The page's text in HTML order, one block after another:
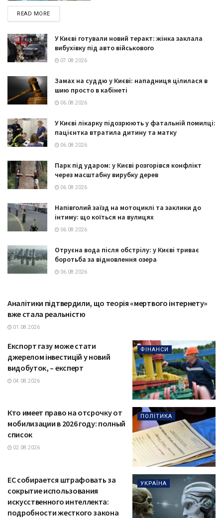
READ MOREDETAILS
У Києві готували новий теракт: жінка заклала
вибухівку під авто військового
07.08.2026
Замах на суддю у Києві: нападниця цілилася в
шию просто в кабінеті
06.08.2026
У Києві лікарку підозрюють у фатальній помилці:
пацієнтка втратила дитину та матку
06.08.2026
Парк під ударом: у Києві розгорівся конфлікт
через масштабну вирубку дерев
06.08.2026
Напівголий заїзд на мотоциклі та заклики до
інтиму: що коїться на вулицях
06.08.2026
Отруєна вода після обстрілу: у Києві триває
боротьба за відновлення озера
06.08.2026
ТЕХНОЛОГІЇ
Аналітики підтвердили, що теорія «мертвого інтернету»
вже стала реальністю
01.08.2026
ФІНАНСИ
Експорт газу може стати
джерелом інвестицій у новий
видобуток, – експерт
04.08.2026
ПОЛІТИКА
Кто имеет право на отсрочку от
мобилизации в 2026 году: полный
список
02.08.2026
УКРАЇНА
ЕС собирается штрафовать за
сокрытие использования
искусственного интеллекта:
подробности жесткого закона